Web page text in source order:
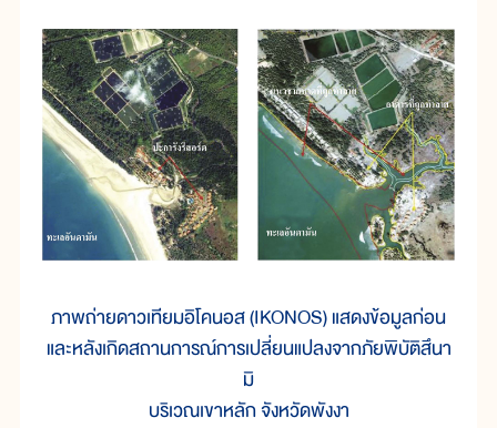
ภาพถ่ายดาวเทียมอิโคนอส (IKONOS) แสดงข้อมูลก่อน
และหลังเกิดสถานการณ์การเปลี่ยนแปลงจากภัยพิบัติสึนา
มิ
บริเวณเขาหลัก จังหวัดพังงา